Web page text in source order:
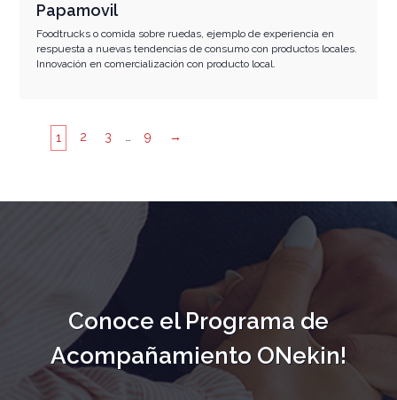
Papamovil
Foodtrucks o comida sobre ruedas, ejemplo de experiencia en
respuesta a nuevas tendencias de consumo con productos locales.
Innovación en comercialización con producto local.
1 2 3 9 →
Conoce el Programa de
Acompañamiento ONekin!